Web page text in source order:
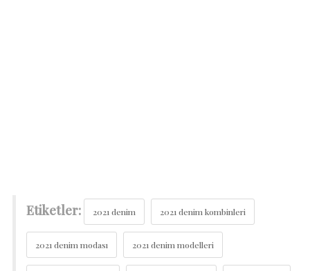
Etiketler: 2021 denim 2021 denim kombinleri
2021 denim modası 2021 denim modelleri